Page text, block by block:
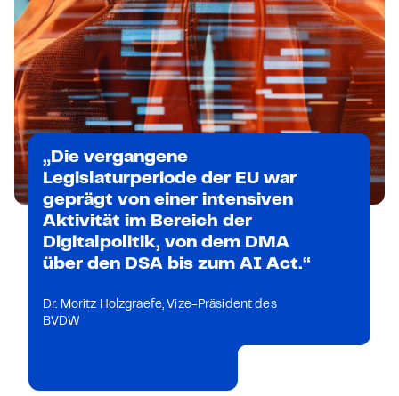
„Die vergangene
Legislaturperiode der EU war
geprägt von einer intensiven
Aktivität im Bereich der
Digitalpolitik, von dem DMA
über den DSA bis zum AI Act.“
Dr. Moritz Holzgraefe, Vize-Präsident des
BVDW